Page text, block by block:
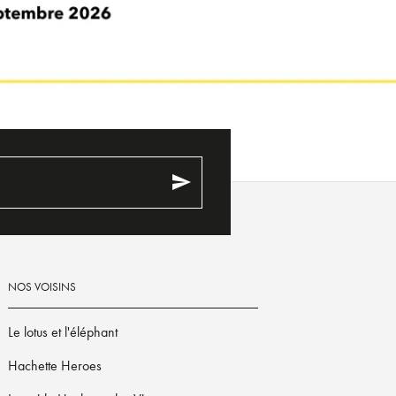
send
NOS VOISINS
Le lotus et l'éléphant
Hachette Heroes